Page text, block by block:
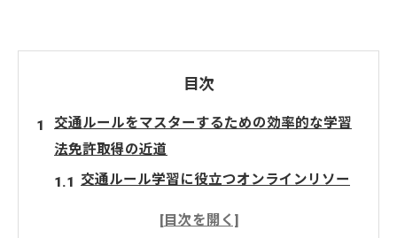
目次
交通ルールをマスターするための効率的な学習
法免許取得の近道
交通ルール学習に役立つオンラインリソー